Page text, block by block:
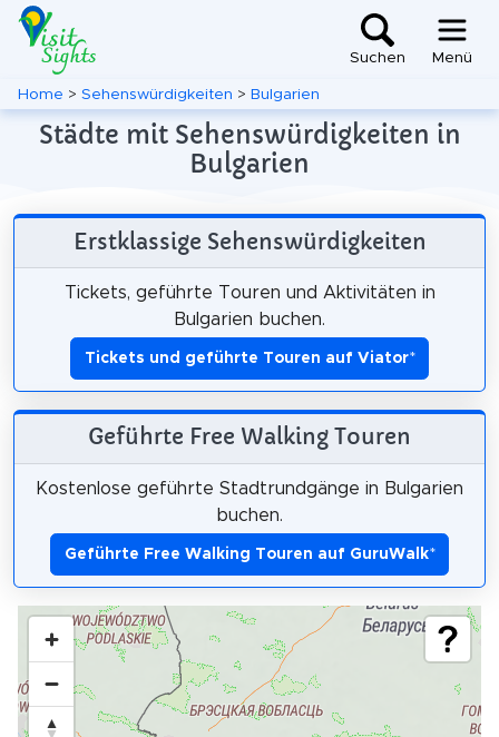
Suchen Menü
Home > Sehenswürdigkeiten > Bulgarien
Städte mit Sehenswürdigkeiten in
Bulgarien
Erstklassige Sehenswürdigkeiten
Tickets, geführte Touren und Aktivitäten in
Bulgarien buchen.
Tickets und geführte Touren auf Viator*
Geführte Free Walking Touren
Kostenlose geführte Stadtrundgänge in Bulgarien
buchen.
Geführte Free Walking Touren auf GuruWalk*